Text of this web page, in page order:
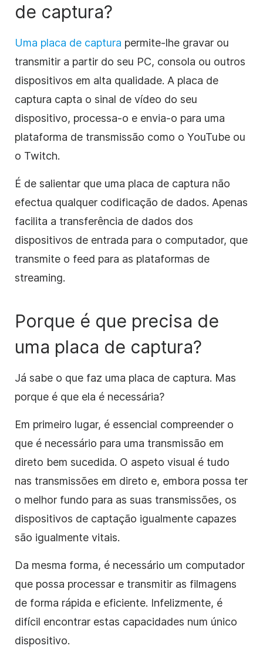
de captura?
Uma placa de captura permite-lhe gravar ou
transmitir a partir do seu PC, consola ou outros
dispositivos em alta qualidade. A placa de
captura capta o sinal de vídeo do seu
dispositivo, processa-o e envia-o para uma
plataforma de transmissão como o YouTube ou
o Twitch.
É de salientar que uma placa de captura não
efectua qualquer codificação de dados. Apenas
facilita a transferência de dados dos
dispositivos de entrada para o computador, que
transmite o feed para as plataformas de
streaming.
Porque é que precisa de
uma placa de captura?
Já sabe o que faz uma placa de captura. Mas
porque é que ela é necessária?
Em primeiro lugar, é essencial compreender o
que é necessário para uma transmissão em
direto bem sucedida. O aspeto visual é tudo
nas transmissões em direto e, embora possa ter
o melhor fundo para as suas transmissões, os
dispositivos de captação igualmente capazes
são igualmente vitais.
Da mesma forma, é necessário um computador
que possa processar e transmitir as filmagens
de forma rápida e eficiente. Infelizmente, é
difícil encontrar estas capacidades num único
dispositivo.